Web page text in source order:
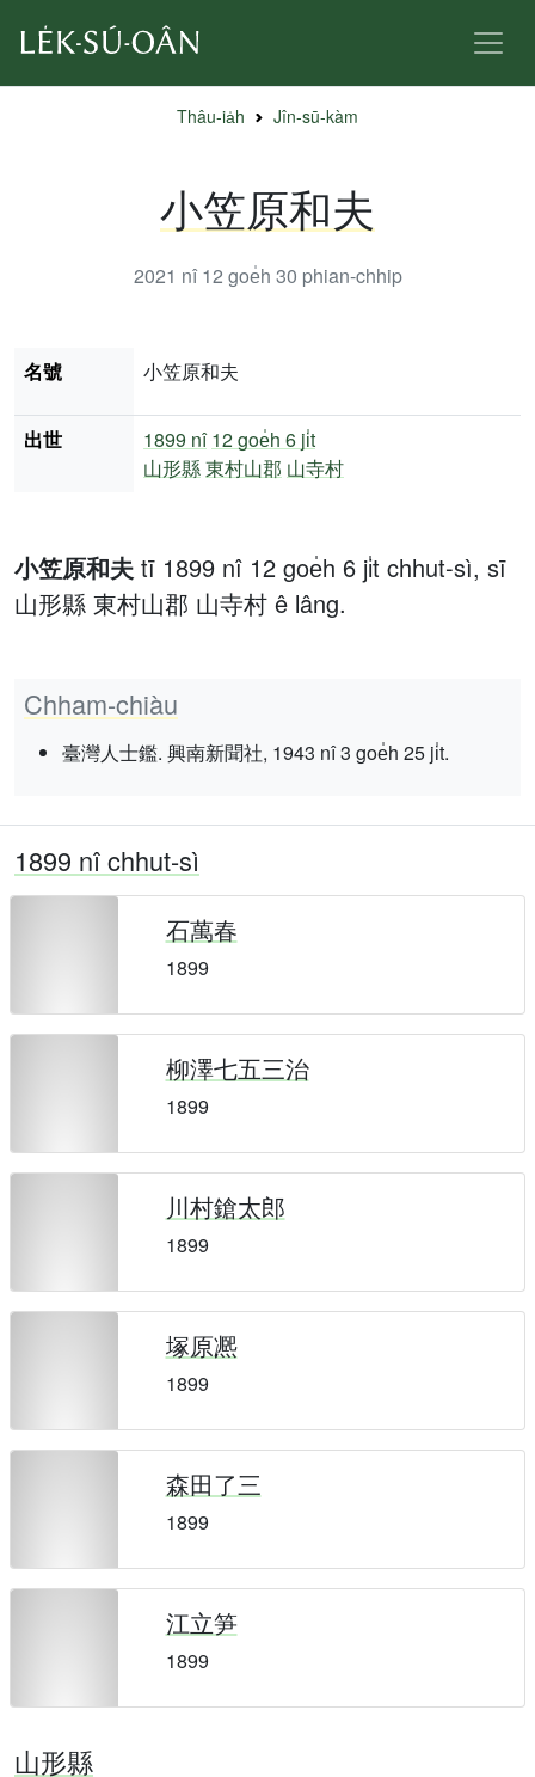
Thâu-ia̍h Jîn-sū-kàm
小笠原和夫
2021 nî 12 goe̍h 30 phian-chhip
小笠原和夫 tī 1899 nî 12 goe̍h 6 ji̍t chhut-sì, sī
山形縣 東村山郡 山寺村 ê lâng.
Chham-chiàu
臺灣人士鑑. 興南新聞社, 1943 nî 3 goe̍h 25 ji̍t.
名號 小笠原和夫
出世 1899 nî 12 goe̍h 6 ji̍t
山形縣東村山郡 山寺村
1899 nî chhut-sì
石萬春
1899
柳澤七五三治
1899
川村鎗太郎
1899
塚原凞
1899
森田了三
1899
江立笋
1899
山形縣